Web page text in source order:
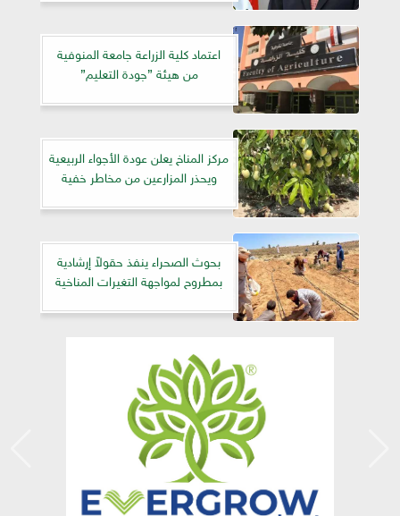
اعتماد كلية الزراعة جامعة المنوفية
من هيئة ”جودة التعليم”
مركز المناخ يعلن عودة الأجواء الربيعية
ويحذر المزارعين من مخاطر خفية
بحوث الصحراء ينفذ حقولاً إرشادية
بمطروح لمواجهة التغيرات المناخية